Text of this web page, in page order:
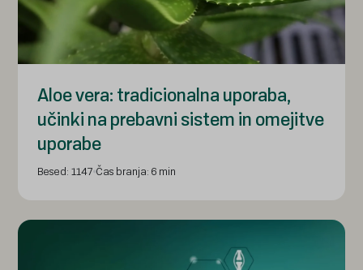
Aloe vera: tradicionalna uporaba,
učinki na prebavni sistem in omejitve
uporabe
Besed: 1147 Čas branja: 6 min